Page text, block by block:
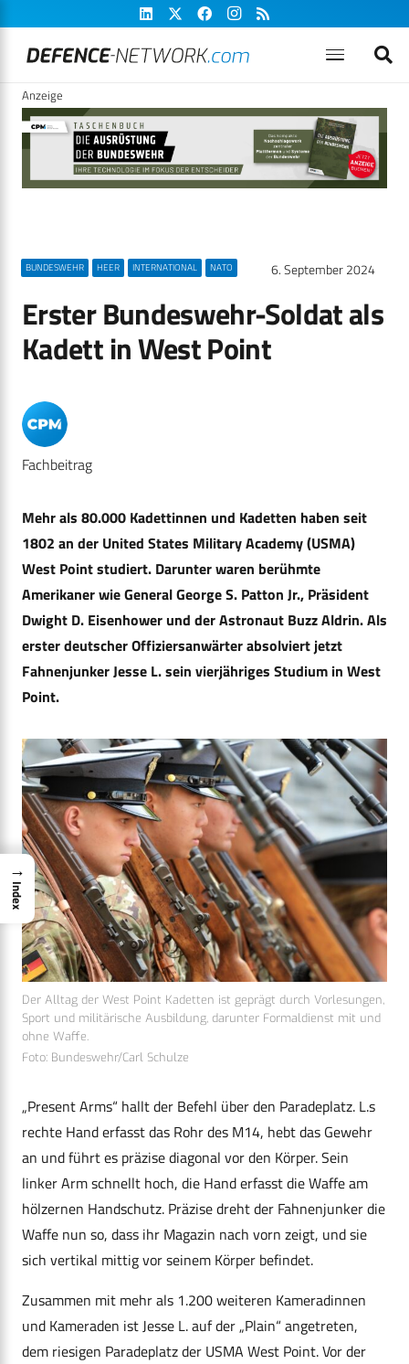
Anzeige
BUNDESWEHR HEER INTERNATIONAL NATO 6. September 2024
Erster Bundeswehr-Soldat als
Kadett in West Point
Fachbeitrag
Mehr als 80.000 Kadettinnen und Kadetten haben seit
1802 an der United States Military Academy (USMA)
West Point studiert. Darunter waren berühmte
Amerikaner wie General George S. Patton Jr., Präsident
Dwight D. Eisenhower und der Astronaut Buzz Aldrin. Als
erster deutscher Offiziersanwärter absolviert jetzt
Fahnenjunker Jesse L. sein vierjähriges Studium in West
Point.
Der Alltag der West Point Kadetten ist geprägt durch Vorlesungen,
Sport und militärische Ausbildung, darunter Formaldienst mit und
ohne Waffe.
Foto: Bundeswehr/Carl Schulze
„Present Arms“ hallt der Befehl über den Paradeplatz. L.s
rechte Hand erfasst das Rohr des M14, hebt das Gewehr
an und führt es präzise diagonal vor den Körper. Sein
linker Arm schnellt hoch, die Hand erfasst die Waffe am
hölzernen Handschutz. Präzise dreht der Fahnenjunker die
Waffe nun so, dass ihr Magazin nach vorn zeigt, und sie
sich vertikal mittig vor seinem Körper befindet.
Zusammen mit mehr als 1.200 weiteren Kameradinnen
und Kameraden ist Jesse L. auf der „Plain“ angetreten,
dem riesigen Paradeplatz der USMA West Point. Vor der
→
Index